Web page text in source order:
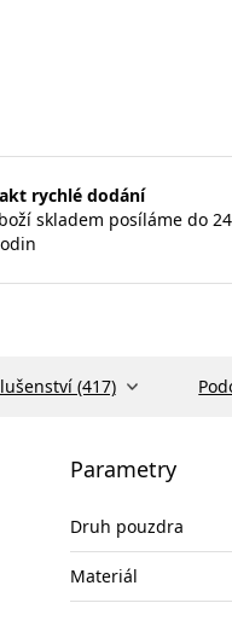
rychlé dodání
skladem posíláme do 24
(417)
Parametry
Druh pouzdra
Materiál